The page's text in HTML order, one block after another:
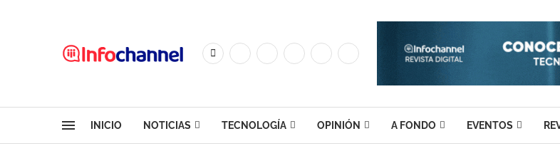
INICIO NOTICIAS TECNOLOGÍA OPINIÓN A FONDO EVENTOS